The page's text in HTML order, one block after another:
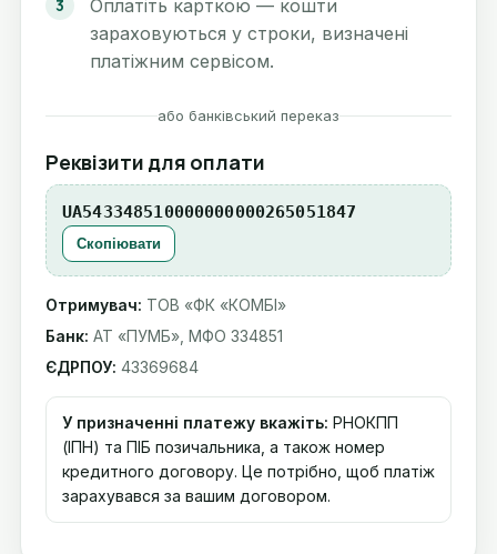
Оплатіть карткою — кошти
зараховуються у строки, визначені
платіжним сервісом.
або банківський переказ
Реквізити для оплати
UA543348510000000000265051847
Скопіювати
Отримувач: ТОВ «ФК «КОМБІ»
Банк: АТ «ПУМБ», МФО 334851
ЄДРПОУ: 43369684
У призначенні платежу вкажіть: РНОКПП
(ІПН) та ПІБ позичальника, а також номер
кредитного договору. Це потрібно, щоб платіж
зарахувався за вашим договором.